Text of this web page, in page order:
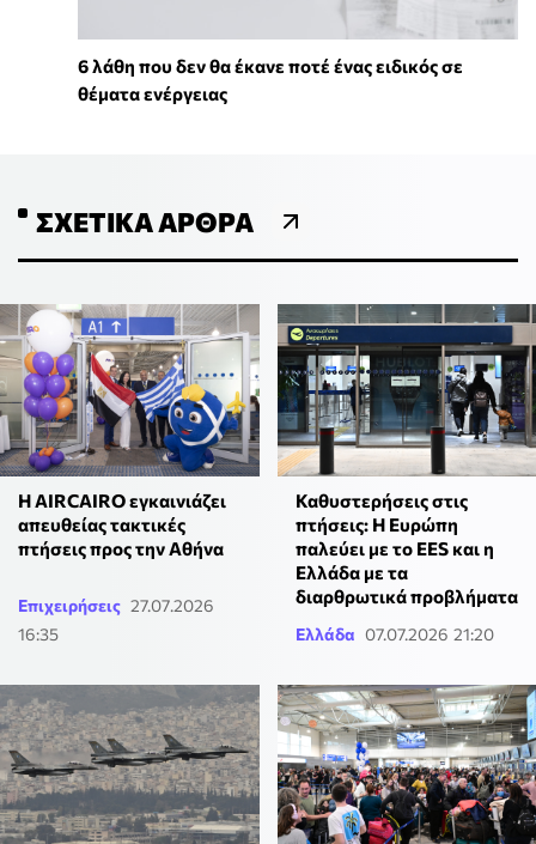
6 λάθη που δεν θα έκανε ποτέ ένας ειδικός σε
θέματα ενέργειας
ΣΧΕΤΙΚΆ ΆΡΘΡΑ
Η AIRCAIRO εγκαινιάζει
απευθείας τακτικές
πτήσεις προς την Αθήνα
Επιχειρήσεις 27.07.2026
16:35
Καθυστερήσεις στις
πτήσεις: Η Ευρώπη
παλεύει με το EES και η
Ελλάδα με τα
διαρθρωτικά προβλήματα
Ελλάδα 07.07.2026 21:20